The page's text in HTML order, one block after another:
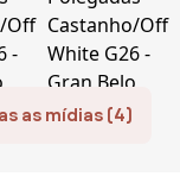
as mídias (4)